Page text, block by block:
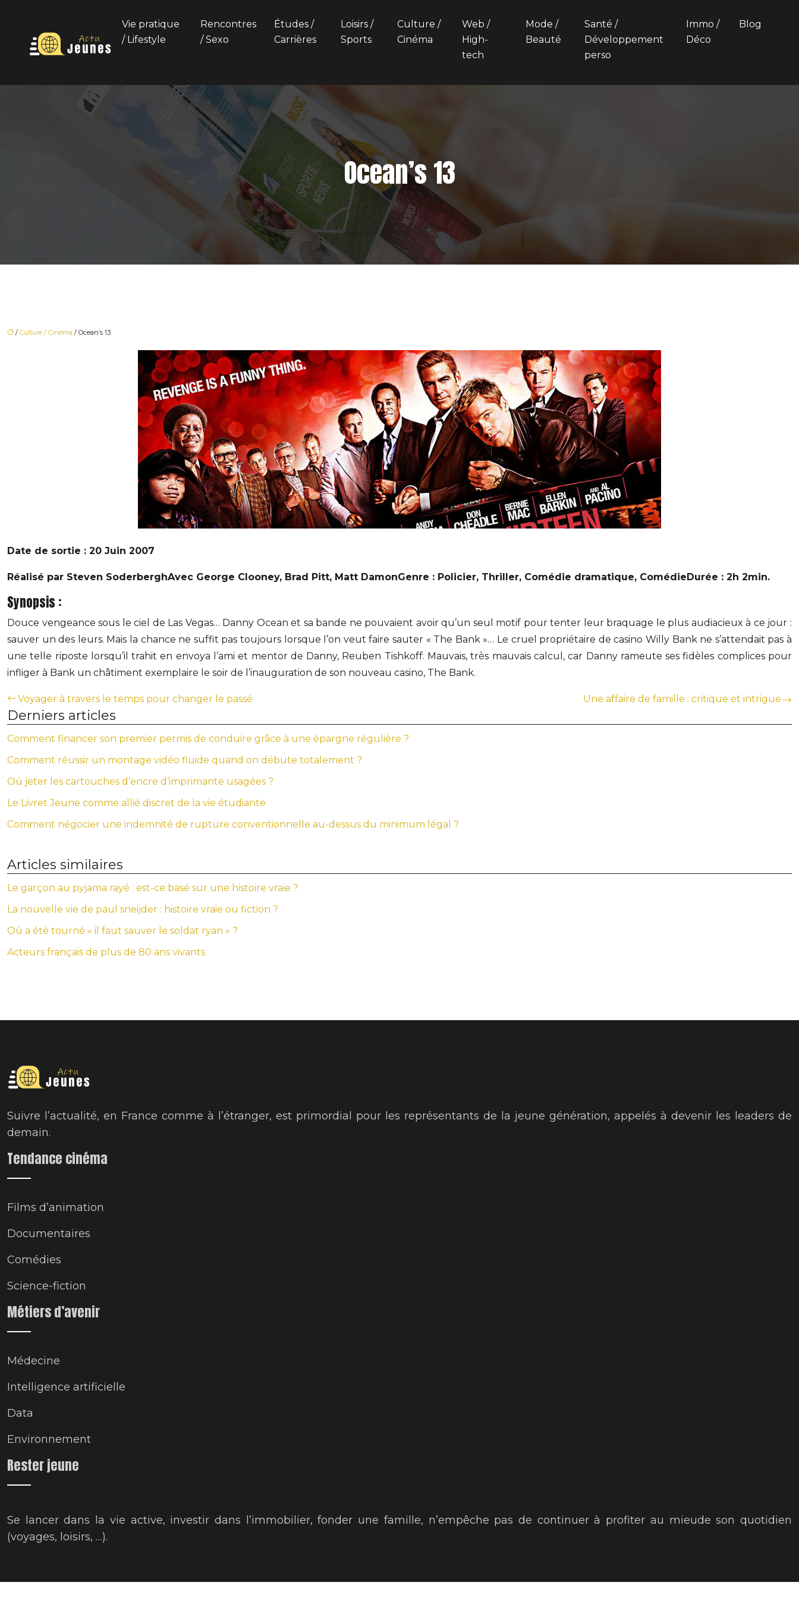
Vie pratique
/ Lifestyle
Rencontres
/ Sexo
Études /
Carrières
Loisirs /
Sports
Culture /
Cinéma
Web /
High-
tech
Mode /
Beauté
Santé /
Développement
perso
Immo /
Déco
Blog
Ocean’s 13
/ Culture / Cinéma / Ocean’s 13
Date de sortie : 20 Juin 2007
Réalisé par Steven SoderberghAvec George Clooney, Brad Pitt, Matt DamonGenre : Policier, Thriller, Comédie dramatique, ComédieDurée : 2h 2min.
Synopsis :
Douce vengeance sous le ciel de Las Vegas… Danny Ocean et sa bande ne pouvaient avoir qu’un seul motif pour tenter leur braquage le plus audiacieux à ce jour :
sauver un des leurs. Mais la chance ne suffit pas toujours lorsque l’on veut faire sauter « The Bank »… Le cruel propriétaire de casino Willy Bank ne s’attendait pas à
une telle riposte lorsqu’il trahit en envoya l’ami et mentor de Danny, Reuben Tishkoff. Mauvais, très mauvais calcul, car Danny rameute ses fidèles complices pour
infliger à Bank un châtiment exemplaire le soir de l’inauguration de son nouveau casino, The Bank.
Voyager à travers le temps pour changer le passé Une affaire de famille : critique et intrigue
Derniers articles
Comment financer son premier permis de conduire grâce à une épargne régulière ?
Comment réussir un montage vidéo fluide quand on débute totalement ?
Où jeter les cartouches d’encre d’imprimante usagées ?
Le Livret Jeune comme allié discret de la vie étudiante
Comment négocier une indemnité de rupture conventionnelle au-dessus du minimum légal ?
Articles similaires
Le garçon au pyjama rayé : est-ce basé sur une histoire vraie ?
La nouvelle vie de paul sneijder : histoire vraie ou fiction ?
Où a été tourné « il faut sauver le soldat ryan » ?
Acteurs français de plus de 80 ans vivants
Suivre l’actualité, en France comme à l’étranger, est primordial pour les représentants de la jeune génération, appelés à devenir les leaders de
demain.
Tendance cinéma
Films d’animation
Documentaires
Comédies
Science-fiction
Métiers d’avenir
Médecine
Intelligence artificielle
Data
Environnement
Rester jeune
Se lancer dans la vie active, investir dans l’immobilier, fonder une famille, n’empêche pas de continuer à profiter au mieude son quotidien
(voyages, loisirs, …).